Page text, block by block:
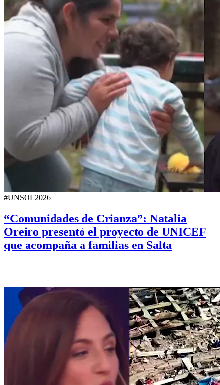
#UNSOL2026
“Comunidades de Crianza”: Natalia
Oreiro presentó el proyecto de UNICEF
que acompaña a familias en Salta